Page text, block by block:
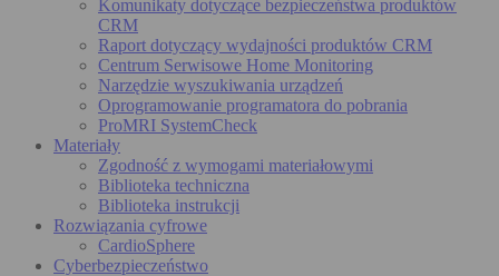
Komunikaty dotyczące bezpieczeństwa produktów
CRM
Raport dotyczący wydajności produktów CRM
Centrum Serwisowe Home Monitoring
Narzędzie wyszukiwania urządzeń
Oprogramowanie programatora do pobrania
ProMRI SystemCheck
Materiały
Zgodność z wymogami materiałowymi
Biblioteka techniczna
Biblioteka instrukcji
Rozwiązania cyfrowe
CardioSphere
Cyberbezpieczeństwo